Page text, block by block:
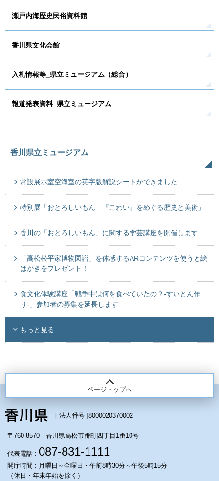
瀬戸内海歴史民俗資料館
香川県文化会館
入札情報等_県立ミュージアム（総合）
報道発表資料_県立ミュージアム
香川県立ミュージアム
常設展示室空海室の英字版解説シートができました
特別展「おとろしいもん―『こわい』をめぐる歴史と美術」
香川の「おとろしいもん」に関する学芸講座を開催します
「高松松平家博物図譜」を体感するARコンテンツを使うと絵
はがきをプレゼント！
食文化体験講座「戦争中は何を食べていたの？-すいとん作
り-」参加者の募集を延長します
もっと見る
ページトップへ
[ 法人番号 ]8000020370002
〒760-8570 香川県高松市番町四丁目1番10号
代表電話 : 087-831-1111
開庁時間 : 月曜日～金曜日・午前8時30分～午後5時15分
（休日・年末年始を除く）